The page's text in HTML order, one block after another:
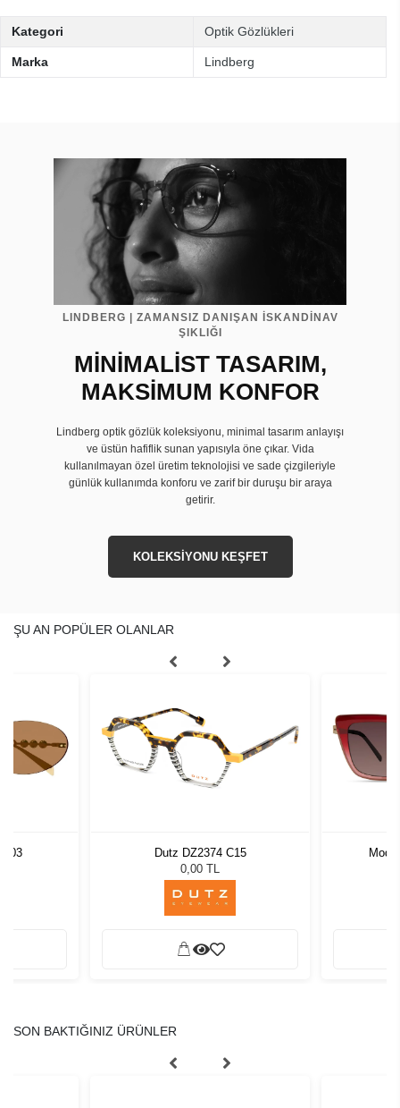
Kategori Optik Gözlükleri
Marka Lindberg
LINDBERG | ZAMANSIZ DANIŞAN İSKANDİNAV
ŞIKLIĞI
MİNİMALİST TASARIM,
MAKSİMUM KONFOR
Lindberg optik gözlük koleksiyonu, minimal tasarım anlayışı
ve üstün hafiflik sunan yapısıyla öne çıkar. Vida
kullanılmayan özel üretim teknolojisi ve sade çizgileriyle
günlük kullanımda konforu ve zarif bir duruşu bir araya
getirir.
KOLEKSİYONU KEŞFET
ŞU AN POPÜLER OLANLAR
003
Dutz DZ2374 C15
0,00 TL
SON BAKTIĞINIZ ÜRÜNLER